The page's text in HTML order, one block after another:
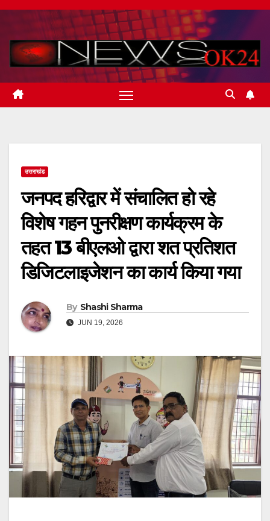
Skip
content
उत्तराखंड
जनपद हरिद्वार में संचालित हो रहे
विशेष गहन पुनरीक्षण कार्यक्रम के
तहत 13 बीएलओ द्वारा शत प्रतिशत
डिजिटलाइजेशन का कार्य किया गया
By Shashi Sharma
JUN 19, 2026